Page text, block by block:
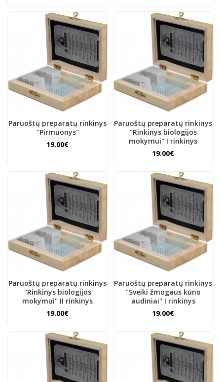
Paruoštų preparatų rinkinys
"Pirmuonys"
19.00€
Paruoštų preparatų rinkinys
"Rinkinys biologijos
mokymui" I rinkinys
19.00€
Paruoštų preparatų rinkinys
"Rinkinys biologijos
mokymui" II rinkinys
19.00€
Paruoštų preparatų rinkinys
"Sveiki žmogaus kūno
audiniai" I rinkinys
19.00€